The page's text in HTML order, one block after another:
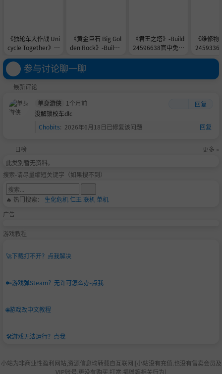
《独轮车大作战 Uni
cycle Together》-B
免安装-简中2.3GB
《黄金巨石 Big Gol
den Rock》-Build 2
装-简中148.7MB
《君王之塔》-Build
24596638官中免安
《维修
参与讨论聊一聊
最新评论
单身游侠
1个月前
回复
没解锁校车dlc
Chobits: 2026年6月18日已修复该问题 回复
日榜
更多 »
此类别暂无资料。
搜索-请尽量缩短关键字（如果搜不到）
🔥 热门搜索： 生化危机仁王 联机单机
广告
游戏教程
🚀下载打不开？点我解决
🔑游戏弹Steam？无许可怎么办-点我
🌐游戏改中文教程
🛠️游戏无法运行？点我
小站为非商业性盈利网站,资源信息均转载自互联网|[小站没有充值.也没有售卖会员及
VIP账号.更没有购买,打赏,捐赠等相关行为]